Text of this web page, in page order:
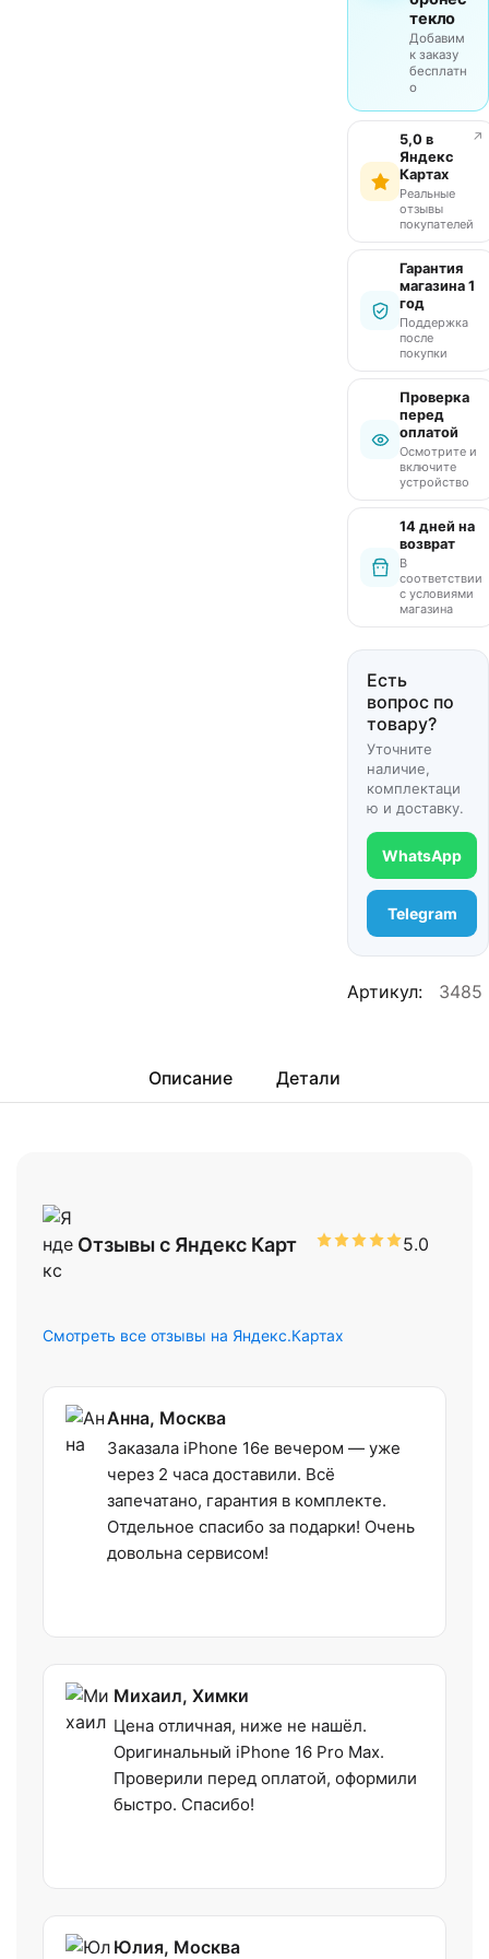
текло
Добавим
к заказу
бесплатн
о
5,0 в
Яндекс
Картах
Реальные
отзывы
покупателей
↗
Гарантия
магазина 1
год
Поддержка
после
покупки
Проверка
перед
оплатой
Осмотрите и
включите
устройство
14 дней на
возврат
В
соответствии
с условиями
магазина
Есть
вопрос по
товару?
Уточните
наличие,
комплектаци
ю и доставку.
WhatsApp
Telegram
Артикул: 3485
Описание Детали
Отзывы с Яндекс Карт 5.0
Смотреть все отзывы на Яндекс.Картах
Анна, Москва
Заказала iPhone 16e вечером — уже
через 2 часа доставили. Всё
запечатано, гарантия в комплекте.
Отдельное спасибо за подарки! Очень
довольна сервисом!
Михаил, Химки
Цена отличная, ниже не нашёл.
Оригинальный iPhone 16 Pro Max.
Проверили перед оплатой, оформили
быстро. Спасибо!
Юлия, Москва